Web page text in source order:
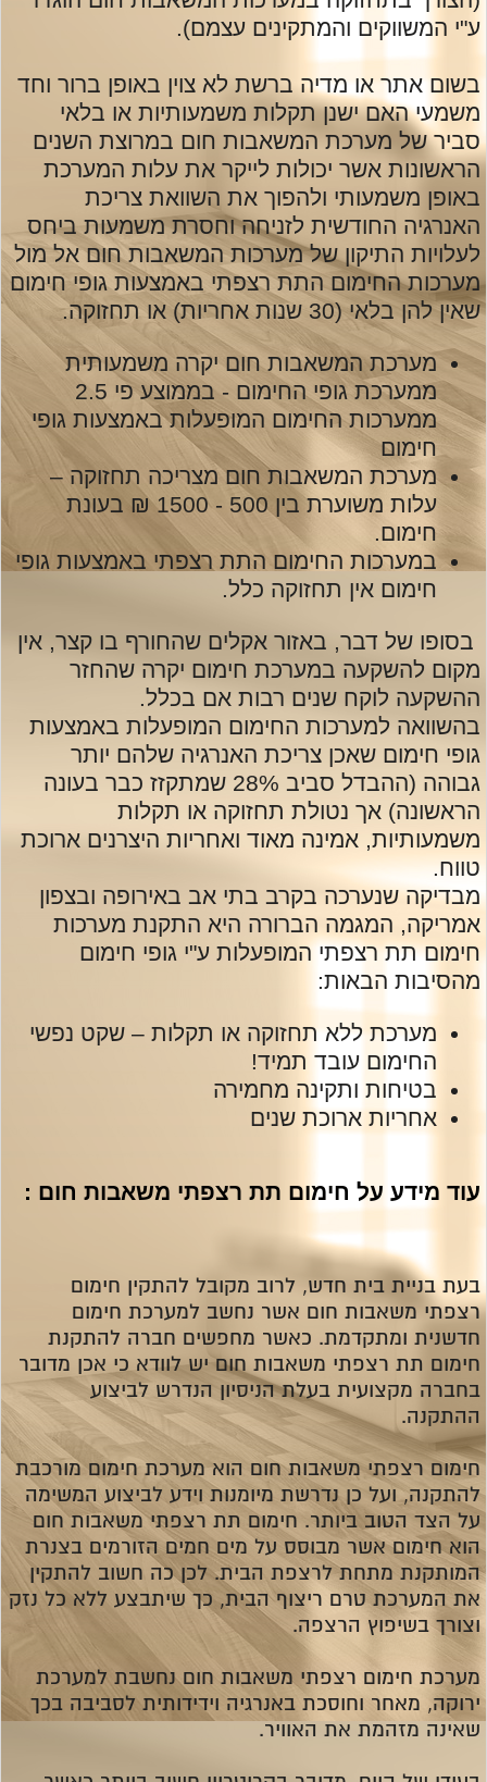
ע"י המשווקים והמתקינים עצמם).
בשום אתר או מדיה ברשת לא צוין באופן ברור וחד
משמעי האם ישנן תקלות משמעותיות או בלאי
סביר של מערכת המשאבות חום במרוצת השנים
הראשונות אשר יכולות לייקר את עלות המערכת
באופן משמעותי ולהפוך את השוואת צריכת
האנרגיה החודשית לזניחה וחסרת משמעות ביחס
לעלויות התיקון של מערכות המשאבות חום אל מול
מערכות החימום התת רצפתי באמצעות גופי חימום
שאין להן בלאי (30 שנות אחריות) או תחזוקה.
מערכת המשאבות חום יקרה משמעותית
ממערכת גופי החימום - בממוצע פי 2.5
ממערכות החימום המופעלות באמצעות גופי
חימום
מערכת המשאבות חום מצריכה תחזוקה –
עלות משוערת בין 500 - 1500 ₪ בעונת
חימום.
במערכות החימום התת רצפתי באמצעות גופי
חימום אין תחזוקה כלל.
בסופו של דבר, באזור אקלים שהחורף בו קצר, אין
מקום להשקעה במערכת חימום יקרה שהחזר
ההשקעה לוקח שנים רבות אם בכלל.
בהשוואה למערכות החימום המופעלות באמצעות
גופי חימום שאכן צריכת האנרגיה שלהם יותר
גבוהה (ההבדל סביב 28% שמתקזז כבר בעונה
הראשונה) אך נטולת תחזוקה או תקלות
משמעותיות, אמינה מאוד ואחריות היצרנים ארוכת
טווח.
מבדיקה שנערכה בקרב בתי אב באירופה ובצפון
אמריקה, המגמה הברורה היא התקנת מערכות
חימום תת רצפתי המופעלות ע"י גופי חימום
מהסיבות הבאות:
מערכת ללא תחזוקה או תקלות – שקט נפשי
החימום עובד תמיד!
בטיחות ותקינה מחמירה
אחריות ארוכת שנים
עוד מידע על חימום תת רצפתי משאבות חום :
בעת בניית בית חדש, לרוב מקובל להתקין חימום
רצפתי משאבות חום אשר נחשב למערכת חימום
חדשנית ומתקדמת. כאשר מחפשים חברה להתקנת
חימום תת רצפתי משאבות חום יש לוודא כי אכן מדובר
בחברה מקצועית בעלת הניסיון הנדרש לביצוע
ההתקנה.
חימום רצפתי משאבות חום הוא מערכת חימום מורכבת
להתקנה, ועל כן נדרשת מיומנות וידע לביצוע המשימה
על הצד הטוב ביותר. חימום תת רצפתי משאבות חום
הוא חימום אשר מבוסס על מים חמים הזורמים בצנרת
המותקנת מתחת לרצפת הבית. לכן כה חשוב להתקין
את המערכת טרם ריצוף הבית, כך שיתבצע ללא כל נזק
וצורך בשיפוץ הרצפה.
מערכת חימום רצפתי משאבות חום נחשבת למערכת
ירוקה, מאחר וחוסכת באנרגיה וידידותית לסביבה בכך
שאינה מזהמת את האוויר.